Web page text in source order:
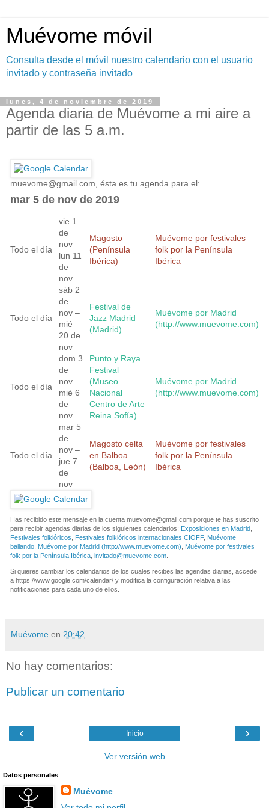
Muévome móvil
Consulta desde el móvil nuestro calendario con el usuario
invitado y contraseña invitado
lunes, 4 de noviembre de 2019
Agenda diaria de Muévome a mi aire a
partir de las 5 a.m.
muevome@gmail.com , ésta es tu agenda para el:
mar 5 de nov de 2019
Todo el día
vie 1
de
nov –
lun 11
de
nov
Magosto
(Península
Ibérica)
Muévome por festivales
folk por la Península
Ibérica
Todo el día
sáb 2
de
nov –
mié
20 de
nov
Festival de
Jazz Madrid
(Madrid)
Muévome por Madrid
(http://www.muevome.com)
Todo el día
dom 3
de
nov –
mié 6
de
nov
Punto y Raya
Festival
(Museo
Nacional
Centro de Arte
Reina Sofía)
Muévome por Madrid
(http://www.muevome.com)
Todo el día
mar 5
de
nov –
jue 7
de
nov
Magosto celta
en Balboa
(Balboa, León)
Muévome por festivales
folk por la Península
Ibérica
Has recibido este mensaje en la cuenta muevome@gmail.com porque te has suscrito
para recibir agendas diarias de los siguientes calendarios: Exposiciones en Madrid
Festivales folklóricos
Festivales folklóricos internacionales CIOFF, Muévome
bailando Muévome por Madrid (http://www.muevome.com)
Muévome por festivales
folk por la Península Ibérica invitado@muevome.com
Si quieres cambiar los calendarios de los cuales recibes las agendas diarias, accede
a https://www.google.com/calendar/ y modifica la configuración relativa a las
notificaciones para cada uno de ellos.
Muévome en 20:42
No hay comentarios:
Publicar un comentario
‹ ›
Inicio
Ver versión web
Datos personales
Muévome